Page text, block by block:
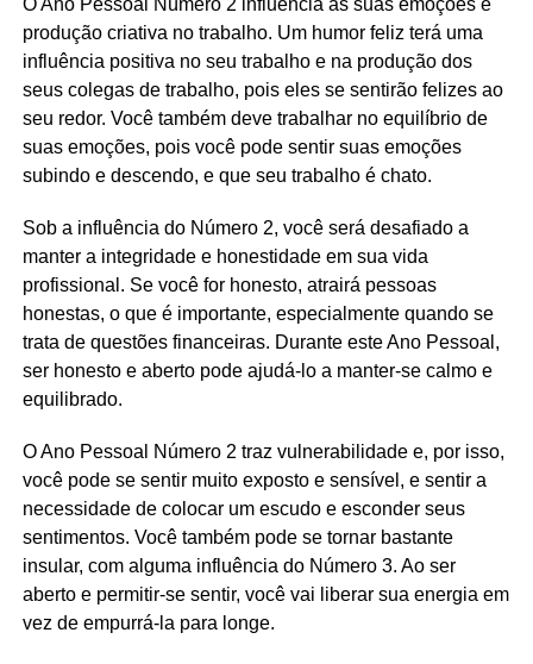
O Ano Pessoal Número 2 influencia as suas emoções e
produção criativa no trabalho. Um humor feliz terá uma
influência positiva no seu trabalho e na produção dos
seus colegas de trabalho, pois eles se sentirão felizes ao
seu redor. Você também deve trabalhar no equilíbrio de
suas emoções, pois você pode sentir suas emoções
subindo e descendo, e que seu trabalho é chato.
Sob a influência do Número 2, você será desafiado a
manter a integridade e honestidade em sua vida
profissional. Se você for honesto, atrairá pessoas
honestas, o que é importante, especialmente quando se
trata de questões financeiras. Durante este Ano Pessoal,
ser honesto e aberto pode ajudá-lo a manter-se calmo e
equilibrado.
O Ano Pessoal Número 2 traz vulnerabilidade e, por isso,
você pode se sentir muito exposto e sensível, e sentir a
necessidade de colocar um escudo e esconder seus
sentimentos. Você também pode se tornar bastante
insular, com alguma influência do Número 3. Ao ser
aberto e permitir-se sentir, você vai liberar sua energia em
vez de empurrá-la para longe.